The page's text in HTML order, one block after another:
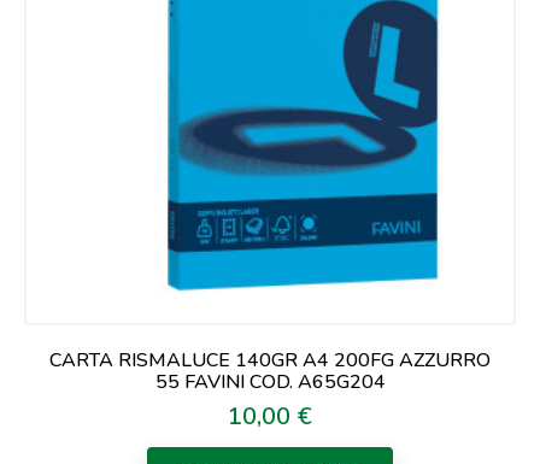
CARTA RISMALUCE 140GR A4 200FG AZZURRO
55 FAVINI COD. A65G204
Prezzo
10,00 €